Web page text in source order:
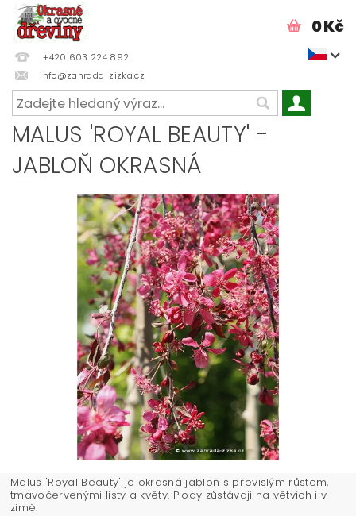
+420 603 224 892
info@zahrada-zizka.cz
0 Kč
MALUS 'ROYAL BEAUTY' -
JABLOŇ OKRASNÁ
Malus 'Royal Beauty' je okrasná jabloň s převislým růstem,
tmavočervenými listy a květy. Plody zůstávají na větvích i v
zimě.